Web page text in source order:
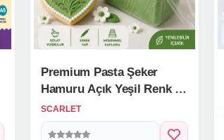
Premium Pasta Şeker
Hamuru Açık Yeşil Renk 1
Kg.
SCARLET